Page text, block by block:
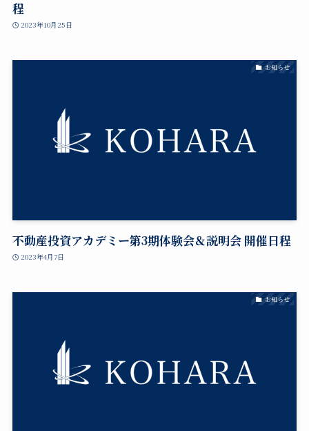
程
2023年10月25日
お知らせ
不動産投資アカデミー第3期体験会＆説明会 開催日程
2023年4月7日
お知らせ